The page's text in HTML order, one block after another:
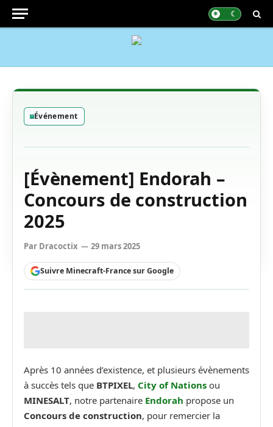
Événement
[Évènement] Endorah –
Concours de construction
2025
Par Dracoctix 29 mars 2025
Suivre Minecraft-France sur Google
Après 10 années d’existence, et plusieurs évènements
à succès tels que BTPIXEL, City of Nations ou
MINESALT, notre partenaire Endorah propose un
Concours de construction, pour remercier la